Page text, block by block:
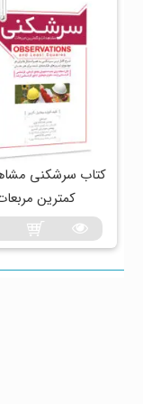
کتاب سرشکنی
کمترین